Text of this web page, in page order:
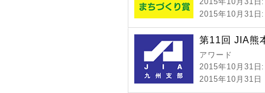
2015年10月31日
第11回 JIA熊
アワード
2015年10月31日
2015年10月31日